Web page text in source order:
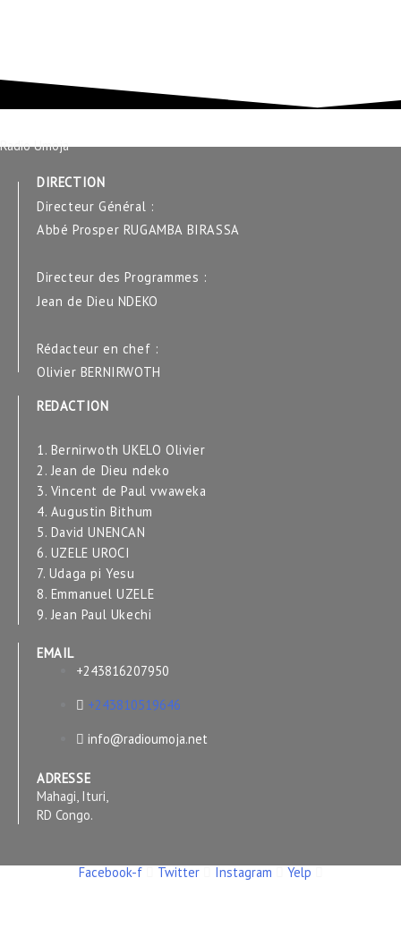
Radio Umoja
DIRECTION
Directeur Général :
Abbé Prosper RUGAMBA BIRASSA
Directeur des Programmes :
Jean de Dieu NDEKO
Rédacteur en chef :
Olivier BERNIRWOTH
REDACTION
1. Bernirwoth UKELO Olivier
2. Jean de Dieu ndeko
3. Vincent de Paul vwaweka
4. Augustin Bithum
5. David UNENCAN
6. UZELE UROCI
7. Udaga pi Yesu
8. Emmanuel UZELE
9. Jean Paul Ukechi
EMAIL
+243816207950
+243810519646
info@radioumoja.net
ADRESSE
Mahagi, Ituri,
RD Congo.
Facebook-f Twitter Instagram Yelp